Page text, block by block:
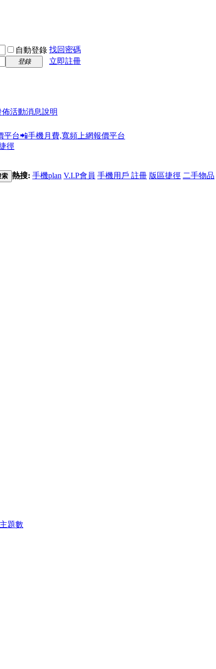
自動登錄 找回密碼
登錄
立即註冊
活動消息說明
平台📲手機月費,寬頻上網報價平台
徑
索 熱搜: 手機plan V.I.P會員 手機用戶 註冊 版區捷徑 二手物品
主題數